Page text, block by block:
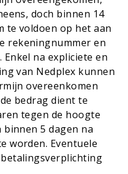
doch binnen 14
te voldoen op het aan
rekeningnummer en
Enkel na expliciete en
van Nedplex kunnen
overeenkomen
bedrag dient te
tegen de hoogte
5 dagen na
worden. Eventuele